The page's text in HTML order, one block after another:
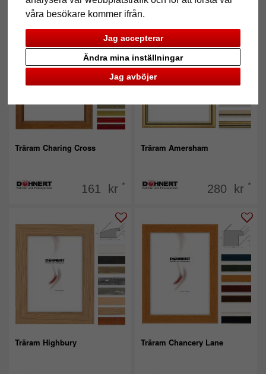
våra besökare kommer ifrån.
Jag accepterar
Jag avböjer
Ändra mina inställningar
Träram Charing Cross
161 kr *
Träram Amersham
280 kr *
Träram Highbury Träram Chancery Lane